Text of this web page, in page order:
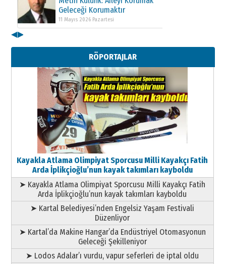
Metin Külünk: Aileyi Korumak
Geleceği Korumaktır
◀▶
RÖPORTAJLAR
Kayakla Atlama Olimpiyat Sporcusu Milli Kayakçı Fatih
Arda İplikçioğlu’nun kayak takımları kayboldu
➤ Kayakla Atlama Olimpiyat Sporcusu Milli Kayakçı Fatih
Arda İplikçioğlu’nun kayak takımları kayboldu
➤ Kartal Belediyesi’nden Engelsiz Yaşam Festivali
Düzenliyor
➤ Kartal’da Makine Hangar’da Endüstriyel Otomasyonun
Geleceği Şekilleniyor
➤ Lodos Adalar’ı vurdu, vapur seferleri de iptal oldu